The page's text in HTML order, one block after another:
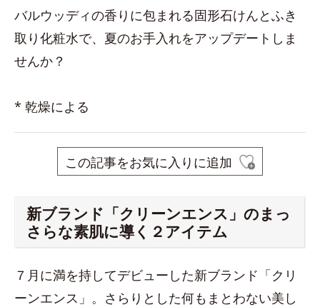
バルウッディの香りに包まれる固形石けんとふき
取り化粧水で、夏のお手入れをアップデートしま
せんか？
* 乾燥による
この記事をお気に入りに追加
新ブランド「クリーンエンス」のまっ
さらな素肌に導く２アイテム
７月に満を持してデビューした新ブランド「クリ
ーンエンス」。さらりとした何もまとわない美し